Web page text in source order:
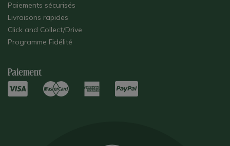
Paiements sécurisés
Livraisons rapides
Click and Collect/Drive
Programme Fidélité
Paiement